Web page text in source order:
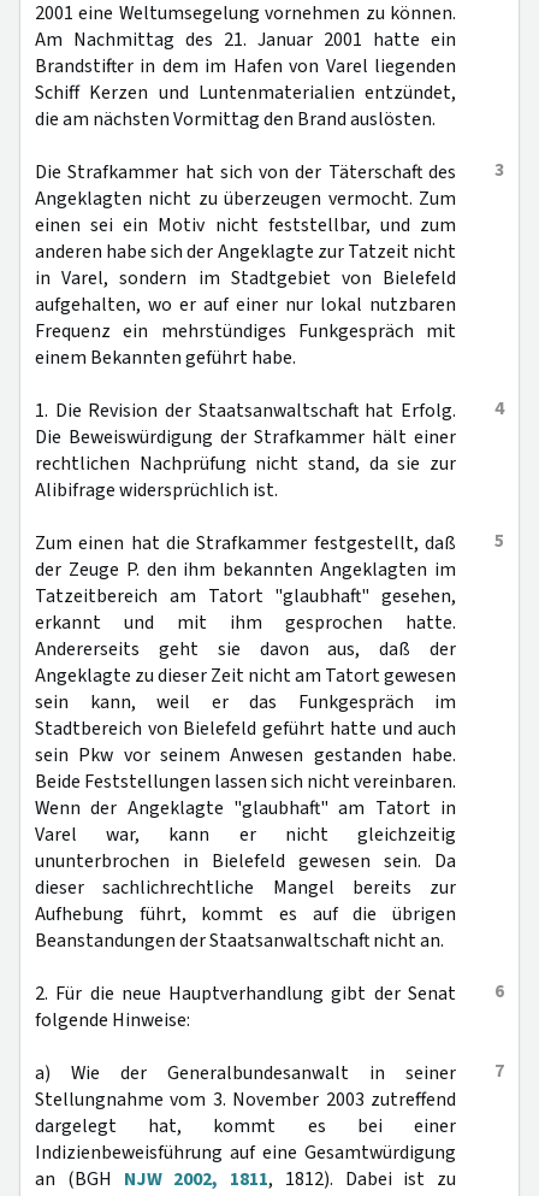
2001 eine Weltumsegelung vornehmen zu können.
Am Nachmittag des 21. Januar 2001 hatte ein
Brandstifter in dem im Hafen von Varel liegenden
Schiff Kerzen und Luntenmaterialien entzündet,
die am nächsten Vormittag den Brand auslösten.
3
Die Strafkammer hat sich von der Täterschaft des
Angeklagten nicht zu überzeugen vermocht. Zum
einen sei ein Motiv nicht feststellbar, und zum
anderen habe sich der Angeklagte zur Tatzeit nicht
in Varel, sondern im Stadtgebiet von Bielefeld
aufgehalten, wo er auf einer nur lokal nutzbaren
Frequenz ein mehrstündiges Funkgespräch mit
einem Bekannten geführt habe.
4
1. Die Revision der Staatsanwaltschaft hat Erfolg.
Die Beweiswürdigung der Strafkammer hält einer
rechtlichen Nachprüfung nicht stand, da sie zur
Alibifrage widersprüchlich ist.
5
Zum einen hat die Strafkammer festgestellt, daß
der Zeuge P. den ihm bekannten Angeklagten im
Tatzeitbereich am Tatort "glaubhaft" gesehen,
erkannt und mit ihm gesprochen hatte.
Andererseits geht sie davon aus, daß der
Angeklagte zu dieser Zeit nicht am Tatort gewesen
sein kann, weil er das Funkgespräch im
Stadtbereich von Bielefeld geführt hatte und auch
sein Pkw vor seinem Anwesen gestanden habe.
Beide Feststellungen lassen sich nicht vereinbaren.
Wenn der Angeklagte "glaubhaft" am Tatort in
Varel war, kann er nicht gleichzeitig
ununterbrochen in Bielefeld gewesen sein. Da
dieser sachlichrechtliche Mangel bereits zur
Aufhebung führt, kommt es auf die übrigen
Beanstandungen der Staatsanwaltschaft nicht an.
6
2. Für die neue Hauptverhandlung gibt der Senat
folgende Hinweise:
7
a) Wie der Generalbundesanwalt in seiner
Stellungnahme vom 3. November 2003 zutreffend
dargelegt hat, kommt es bei einer
Indizienbeweisführung auf eine Gesamtwürdigung
an (BGH NJW 2002, 1811, 1812). Dabei ist zu